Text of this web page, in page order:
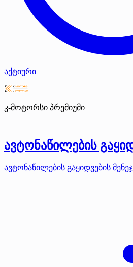
აქტიური
კ-მოტორსი პრემიუმი
ავტონაწილების
ავტონაწილების გაყიდვების